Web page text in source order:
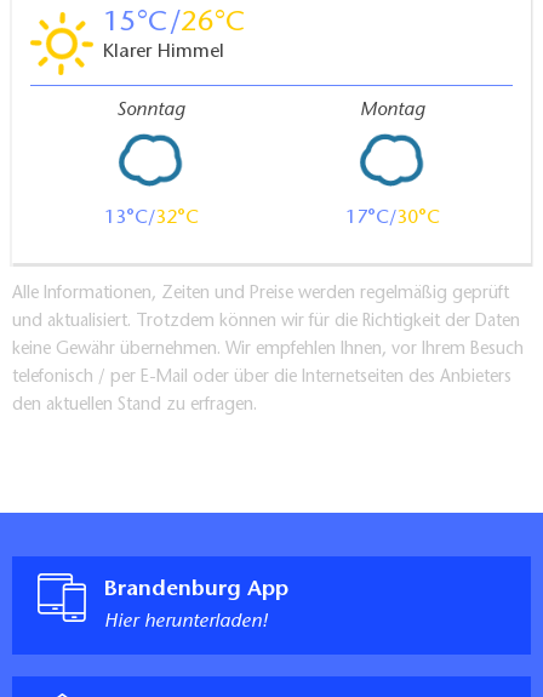
15 26
Klarer Himmel
Sonntag
13 32
Montag
17 30
Alle Informationen, Zeiten und Preise werden regelmäßig geprüft
und aktualisiert. Trotzdem können wir für die Richtigkeit der Daten
keine Gewähr übernehmen. Wir empfehlen Ihnen, vor Ihrem Besuch
telefonisch / per E-Mail oder über die Internetseiten des Anbieters
den aktuellen Stand zu erfragen.
Brandenburg App
Hier herunterladen!